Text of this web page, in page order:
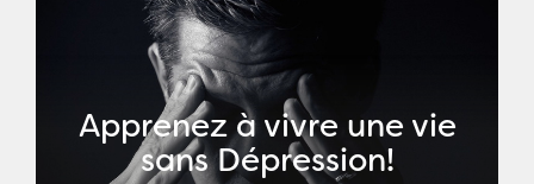
Apprenez à vivre une vie
sans Dépression!